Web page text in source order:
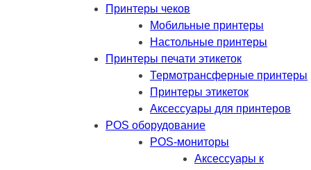
Принтеры чеков
Мобильные принтеры
Настольные принтеры
Принтеры печати этикеток
Термотрансферные принтеры
Принтеры этикеток
Аксессуары для принтеров
POS оборудование
POS-мониторы
Аксессуары к